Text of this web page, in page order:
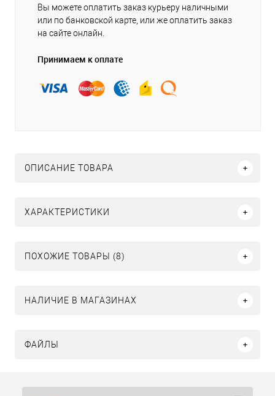
Вы можете оплатить заказ курьеру наличными
или по банковской карте, или же оплатить заказ
на сайте онлайн.
Принимаем к оплате
ОПИСАНИЕ ТОВАРА
ХАРАКТЕРИСТИКИ
ПОХОЖИЕ ТОВАРЫ (8)
НАЛИЧИЕ В МАГАЗИНАХ
ФАЙЛЫ